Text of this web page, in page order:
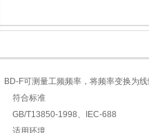
BD-F可测量工频频率，将频率变换为
符合标准
GB/T13850-1998、IEC-688
适用环境